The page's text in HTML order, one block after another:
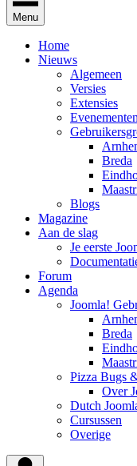
Menu
Home
Nieuws
Algemeen
Versies
Extensies
Evenementen
Breda
Blogs
Magazine
Aan de slag
Je eerste
Forum
Agenda
Joomla!
Breda
Pizza Bugs
Over
Dutch
Cursussen
Overige